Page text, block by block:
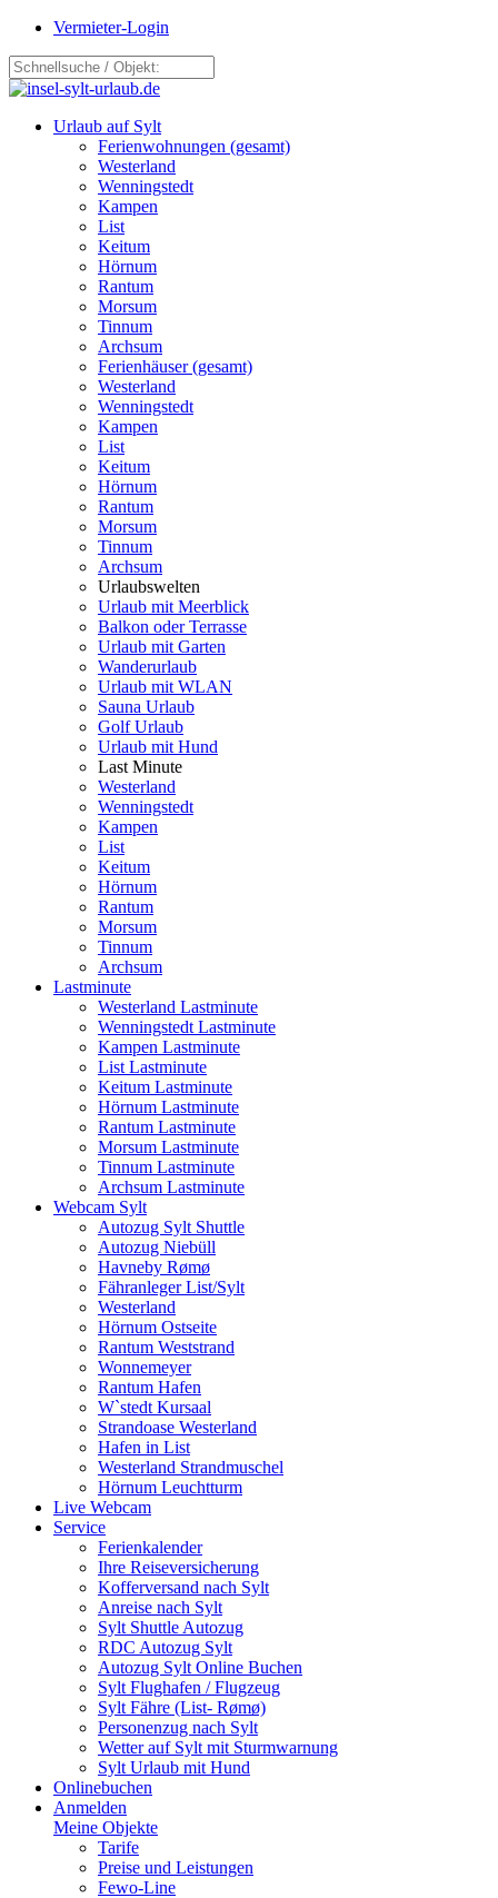
Vermieter-Login
Urlaub auf Sylt
Ferienwohnungen (gesamt)
Westerland
Wenningstedt
Kampen
List
Keitum
Hörnum
Rantum
Morsum
Tinnum
Archsum
Ferienhäuser (gesamt)
Westerland
Wenningstedt
Kampen
List
Keitum
Hörnum
Rantum
Morsum
Tinnum
Archsum
Urlaubswelten
Urlaub mit Meerblick
Balkon oder Terrasse
Urlaub mit Garten
Wanderurlaub
Urlaub mit WLAN
Sauna Urlaub
Golf Urlaub
Urlaub mit Hund
Last Minute
Westerland
Wenningstedt
Kampen
List
Keitum
Hörnum
Rantum
Morsum
Tinnum
Archsum
Lastminute
Westerland Lastminute
Wenningstedt Lastminute
Kampen Lastminute
List Lastminute
Keitum Lastminute
Hörnum Lastminute
Rantum Lastminute
Morsum Lastminute
Tinnum Lastminute
Archsum Lastminute
Webcam Sylt
Autozug Sylt Shuttle
Autozug Niebüll
Havneby Rømø
Fähranleger List/Sylt
Westerland
Hörnum Ostseite
Rantum Weststrand
Wonnemeyer
Rantum Hafen
W`stedt Kursaal
Strandoase Westerland
Hafen in List
Westerland Strandmuschel
Hörnum Leuchtturm
Live Webcam
Service
Ferienkalender
Ihre Reiseversicherung
Kofferversand nach Sylt
Anreise nach Sylt
Sylt Shuttle Autozug
RDC Autozug Sylt
Autozug Sylt Online Buchen
Sylt Flughafen / Flugzeug
Sylt Fähre (List- Rømø)
Personenzug nach Sylt
Wetter auf Sylt mit Sturmwarnung
Sylt Urlaub mit Hund
Onlinebuchen
Anmelden
Meine Objekte
Tarife
Preise und Leistungen
Fewo-Line